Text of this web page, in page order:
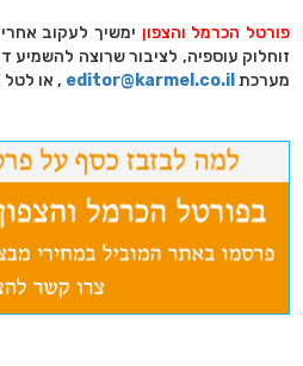
פורטל הכרמל והצפוןימשיך לעקוב אחרי
זוחלוק עוספיה, לציבור שרוצה להשמיע
מערכתeditor@karmel.co.il , או לטל מספר